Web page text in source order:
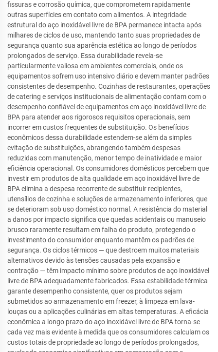
fissuras e corrosão química, que comprometem rapidamente
outras superfícies em contato com alimentos. A integridade
estrutural do aço inoxidável livre de BPA permanece intacta após
milhares de ciclos de uso, mantendo tanto suas propriedades de
segurança quanto sua aparência estética ao longo de períodos
prolongados de serviço. Essa durabilidade revela-se
particularmente valiosa em ambientes comerciais, onde os
equipamentos sofrem uso intensivo diário e devem manter padrões
consistentes de desempenho. Cozinhas de restaurantes, operações
de catering e serviços institucionais de alimentação contam com o
desempenho confiável de equipamentos em aço inoxidável livre de
BPA para atender aos rigorosos requisitos operacionais, sem
incorrer em custos frequentes de substituição. Os benefícios
econômicos dessa durabilidade estendem-se além da simples
evitação de substituições, abrangendo também despesas
reduzidas com manutenção, menor tempo de inatividade e maior
eficiência operacional. Os consumidores domésticos percebem que
investir em produtos de alta qualidade em aço inoxidável livre de
BPA elimina a despesa recorrente de substituir recipientes,
utensílios de cozinha e soluções de armazenamento inferiores, que
se deterioram sob uso doméstico normal. A resistência do material
a danos por impacto significa que quedas acidentais ou manuseio
brusco raramente resultam em falha do produto, protegendo o
investimento do consumidor enquanto mantêm os padrões de
segurança. Os ciclos térmicos — que destroem muitos materiais
alternativos devido às tensões causadas pela expansão e
contração — têm impacto mínimo sobre produtos de aço inoxidável
livre de BPA adequadamente fabricados. Essa estabilidade térmica
garante desempenho consistente, quer os produtos sejam
submetidos ao armazenamento em freezer, à limpeza em lava-
louças ou a aplicações culinárias em altas temperaturas. A eficácia
econômica a longo prazo do aço inoxidável livre de BPA torna-se
cada vez mais evidente à medida que os consumidores calculam os
custos totais de propriedade ao longo de períodos prolongados,